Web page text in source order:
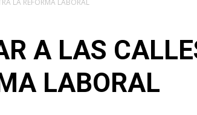
LA REFORMA LABORAL
A LAS
LABORAL